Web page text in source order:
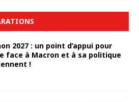
2027 : un point d’appui pour
face à Macron et à sa politique
!